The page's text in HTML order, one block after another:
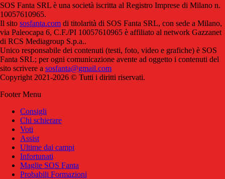
SOS Fanta SRL è una società iscritta al Registro Imprese di Milano n.
10057610965.
Il sito sosfanta.com di titolarità di SOS Fanta SRL, con sede a Milano,
via Paleocapa 6, C.F./PI 10057610965 è affiliato al network Gazzanet
di RCS Mediagroup S.p.a..
Unico responsabile dei contenuti (testi, foto, video e grafiche) è SOS
Fanta SRL; per ogni comunicazione avente ad oggetto i contenuti del
sito scrivere a sosfanta@gmail.com
Copyright 2021-2026 © Tutti i diritti riservati.
Footer Menu
Consigli
Chi schierare
Voti
Assist
Ultime dai campi
Infortunati
Maglie SOS Fanta
Probabili Formazioni